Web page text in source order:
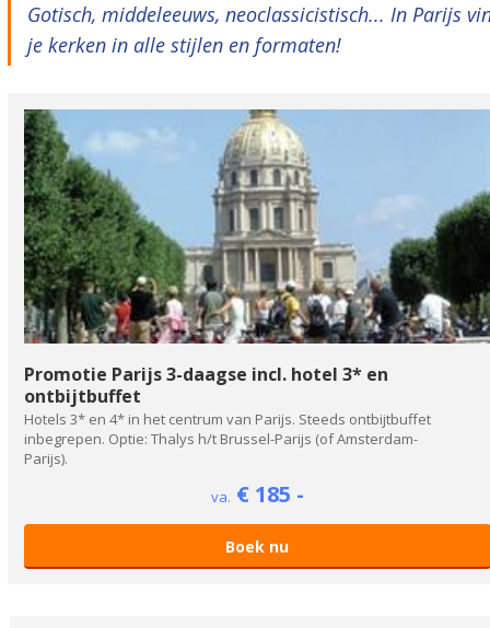
Gotisch, middeleeuws, neoclassicistisch... In Parijs
je kerken in alle stijlen en formaten!
Promotie Parijs 3-daagse incl. hotel 3* en
ontbijtbuffet
Hotels 3* en 4* in het centrum van Parijs. Steeds ontbijtbuffet
inbegrepen. Optie: Thalys h/t Brussel-Parijs (of Amsterdam-
Parijs).
va. € 185 -
Boek nu